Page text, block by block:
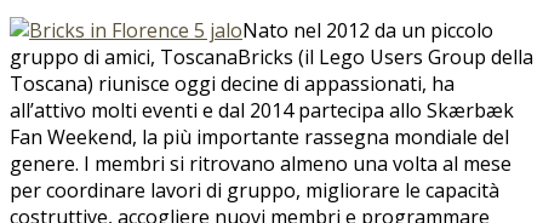
Nato nel 2012 da un piccolo
gruppo di amici, ToscanaBricks (il Lego Users Group della
Toscana) riunisce oggi decine di appassionati, ha
all’attivo molti eventi e dal 2014 partecipa allo Skærbæk
Fan Weekend, la più importante rassegna mondiale del
genere. I membri si ritrovano almeno una volta al mese
per coordinare lavori di gruppo, migliorare le capacità
costruttive, accogliere nuovi membri e programmare